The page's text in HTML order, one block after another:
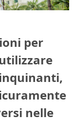
per
nelle